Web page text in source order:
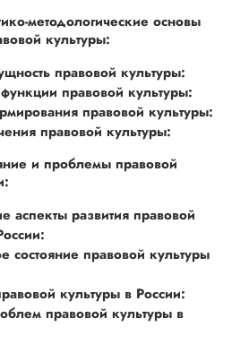
методологические основы
культуры:
правовой культуры:
правовой культуры:
правовой культуры:
правовой культуры:
и проблемы правовой
аспекты развития правовой
состояние правовой культуры
культуры в России:
правовой культуры в